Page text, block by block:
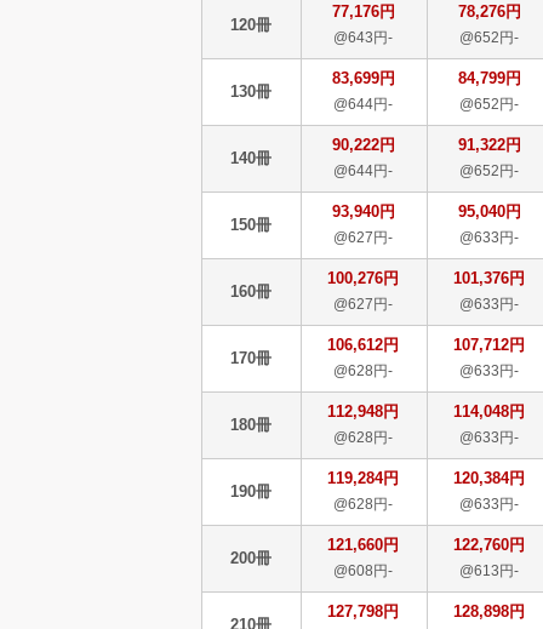
120冊
77,176円
@643円-
78,276円
@652円-
130冊
83,699円
@644円-
84,799円
@652円-
140冊
90,222円
@644円-
91,322円
@652円-
150冊
93,940円
@627円-
95,040円
@633円-
160冊
100,276円
@627円-
101,376円
@633円-
170冊
106,612円
@628円-
107,712円
@633円-
180冊
112,948円
@628円-
114,048円
@633円-
190冊
119,284円
@628円-
120,384円
@633円-
200冊
121,660円
@608円-
122,760円
@613円-
210冊
127,798円 128,898円